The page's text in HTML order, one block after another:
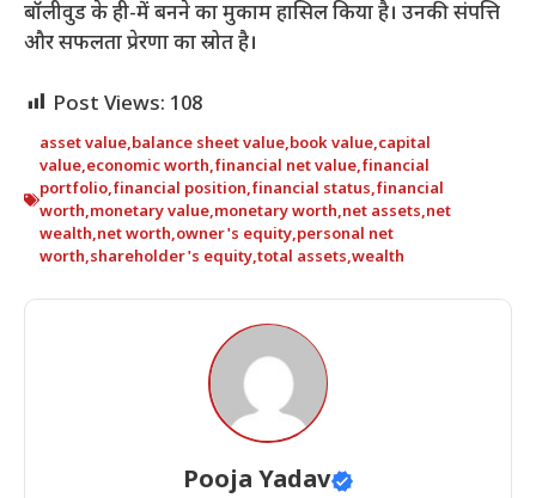
बॉलीवुड के ही-में बनने का मुकाम हासिल किया है। उनकी संपत्ति
और सफलता प्रेरणा का स्रोत है।
Post Views: 108
asset value,balance sheet value,book value,capital
value,economic worth,financial net value,financial
portfolio,financial position,financial status,financial
worth,monetary value,monetary worth,net assets,net
wealth,net worth,owner's equity,personal net
worth,shareholder's equity,total assets,wealth
Pooja Yadav